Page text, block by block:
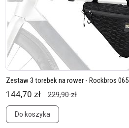
Zestaw 3 torebek na rower - Rockbros 065
144,70 zł 229,90 zł
Do koszyka